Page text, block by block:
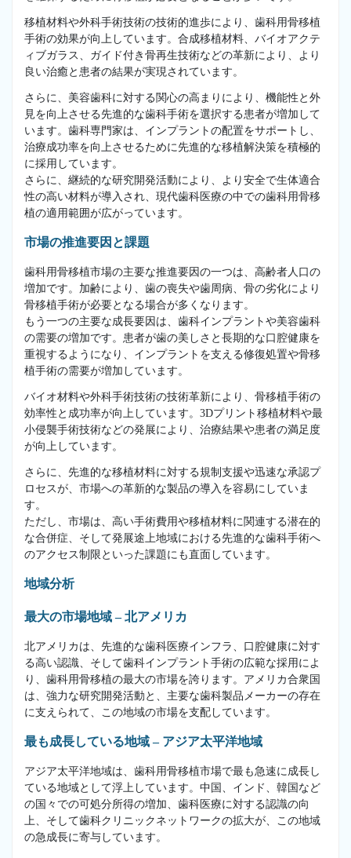
移植材料や外科手術技術の技術的進歩により、歯科用骨移植
手術の効果が向上しています。合成移植材料、バイオアクテ
ィブガラス、ガイド付き骨再生技術などの革新により、より
良い治癒と患者の結果が実現されています。
さらに、美容歯科に対する関心の高まりにより、機能性と外
見を向上させる先進的な歯科手術を選択する患者が増加して
います。歯科専門家は、インプラントの配置をサポートし、
治療成功率を向上させるために先進的な移植解決策を積極的
に採用しています。
さらに、継続的な研究開発活動により、より安全で生体適合
性の高い材料が導入され、現代歯科医療の中での歯科用骨移
植の適用範囲が広がっています。
市場の推進要因と課題
歯科用骨移植市場の主要な推進要因の一つは、高齢者人口の
増加です。加齢により、歯の喪失や歯周病、骨の劣化により
骨移植手術が必要となる場合が多くなります。
もう一つの主要な成長要因は、歯科インプラントや美容歯科
の需要の増加です。患者が歯の美しさと長期的な口腔健康を
重視するようになり、インプラントを支える修復処置や骨移
植手術の需要が増加しています。
バイオ材料や外科手術技術の技術革新により、骨移植手術の
効率性と成功率が向上しています。3Dプリント移植材料や最
小侵襲手術技術などの発展により、治療結果や患者の満足度
が向上しています。
さらに、先進的な移植材料に対する規制支援や迅速な承認プ
ロセスが、市場への革新的な製品の導入を容易にしていま
す。
ただし、市場は、高い手術費用や移植材料に関連する潜在的
な合併症、そして発展途上地域における先進的な歯科手術へ
のアクセス制限といった課題にも直面しています。
地域分析
最大の市場地域 – 北アメリカ
北アメリカは、先進的な歯科医療インフラ、口腔健康に対す
る高い認識、そして歯科インプラント手術の広範な採用によ
り、歯科用骨移植の最大の市場を誇ります。アメリカ合衆国
は、強力な研究開発活動と、主要な歯科製品メーカーの存在
に支えられて、この地域の市場を支配しています。
最も成長している地域 – アジア太平洋地域
アジア太平洋地域は、歯科用骨移植市場で最も急速に成長し
ている地域として浮上しています。中国、インド、韓国など
の国々での可処分所得の増加、歯科医療に対する認識の向
上、そして歯科クリニックネットワークの拡大が、この地域
の急成長に寄与しています。